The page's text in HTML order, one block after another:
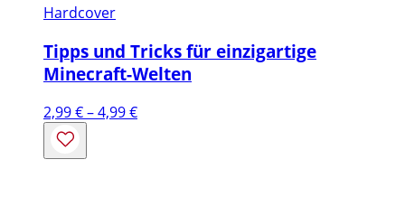
Hardcover
Tipps und Tricks für einzigartige
Minecraft-Welten
2,99€–4,99€Preisspanne: